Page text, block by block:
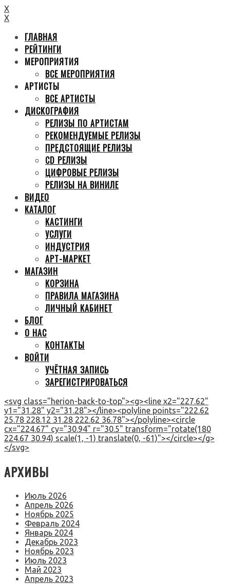
X
X
ГЛАВНАЯ
РЕЙТИНГИ
МЕРОПРИЯТИЯ
ВСЕ МЕРОПРИЯТИЯ
АРТИСТЫ
ВСЕ АРТИСТЫ
ДИСКОГРАФИЯ
РЕЛИЗЫ ПО АРТИСТАМ
РЕКОМЕНДУЕМЫЕ РЕЛИЗЫ
ПРЕДСТОЯЩИЕ РЕЛИЗЫ
CD РЕЛИЗЫ
ЦИФРОВЫЕ РЕЛИЗЫ
РЕЛИЗЫ НА ВИНИЛЕ
ВИДЕО
КАТАЛОГ
КАСТИНГИ
УСЛУГИ
ИНДУСТРИЯ
АРТ-МАРКЕТ
МАГАЗИН
КОРЗИНА
ПРАВИЛА МАГАЗИНА
ЛИЧНЫЙ КАБИНЕТ
БЛОГ
О НАС
КОНТАКТЫ
ВОЙТИ
УЧЁТНАЯ ЗАПИСЬ
ЗАРЕГИСТРИРОВАТЬСЯ
<svg class="herion-back-to-top"><g><line x2="227.62"
y1="31.28" y2="31.28"></line><polyline points="222.62
25.78 228.12 31.28 222.62 36.78"></polyline><circle
cx="224.67" cy="30.94" r="30.5" transform="rotate(180
224.67 30.94) scale(1, -1) translate(0, -61)"></circle></g>
</svg>
АРХИВЫ
Июль 2026
Апрель 2026
Ноябрь 2025
Февраль 2024
Январь 2024
Декабрь 2023
Ноябрь 2023
Июль 2023
Май 2023
Апрель 2023